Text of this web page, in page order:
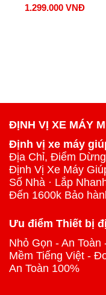
1.299.000 VNĐ
ĐỊNH VỊ XE MÁY
Định vị xe máy
Địa Chỉ, Điểm
Định Vị Xe Máy
Số Nhà · Lắp
Đến 1600k Bảo
Ưu điểm Thiết bị
Nhỏ Gọn - An
Mềm Tiếng Việt -
An Toàn 100%